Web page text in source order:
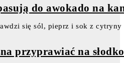
do awokado na
się sól, pieprz i sok z
przyprawiać na